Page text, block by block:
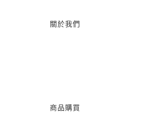
關於我們
商品購買